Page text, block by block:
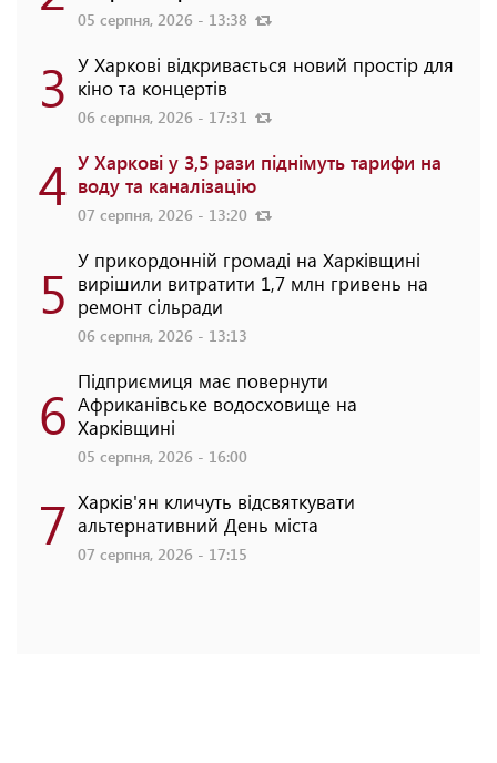
05 серпня, 2026 - 13:38
3 У Харкові відкривається новий простір для
кіно та концертів
06 серпня, 2026 - 17:31
4 У Харкові у 3,5 рази піднімуть тарифи на
воду та каналізацію
07 серпня, 2026 - 13:20
5 У прикордонній громаді на Харківщині
вирішили витратити 1,7 млн гривень на
ремонт сільради
06 серпня, 2026 - 13:13
6 Підприємиця має повернути
Африканівське водосховище на
Харківщині
05 серпня, 2026 - 16:00
7 Харків'ян кличуть відсвяткувати
альтернативний День міста
07 серпня, 2026 - 17:15